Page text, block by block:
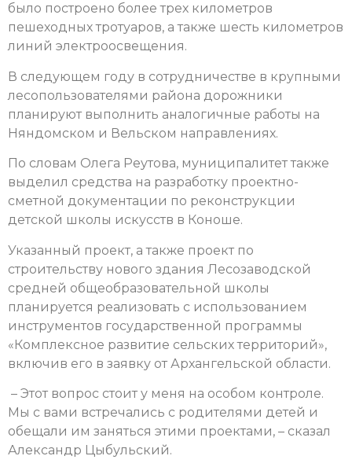
было построено более трех километров
пешеходных тротуаров, а также шесть километров
линий электроосвещения.
В следующем году в сотрудничестве в крупными
лесопользователями района дорожники
планируют выполнить аналогичные работы на
Няндомском и Вельском направлениях.
По словам Олега Реутова, муниципалитет также
выделил средства на разработку проектно-
сметной документации по реконструкции
детской школы искусств в Коноше.
Указанный проект, а также проект по
строительству нового здания Лесозаводской
средней общеобразовательной школы
планируется реализовать с использованием
инструментов государственной программы
«Комплексное развитие сельских территорий»,
включив его в заявку от Архангельской области.
– Этот вопрос стоит у меня на особом контроле.
Мы с вами встречались с родителями детей и
обещали им заняться этими проектами, – сказал
Александр Цыбульский.